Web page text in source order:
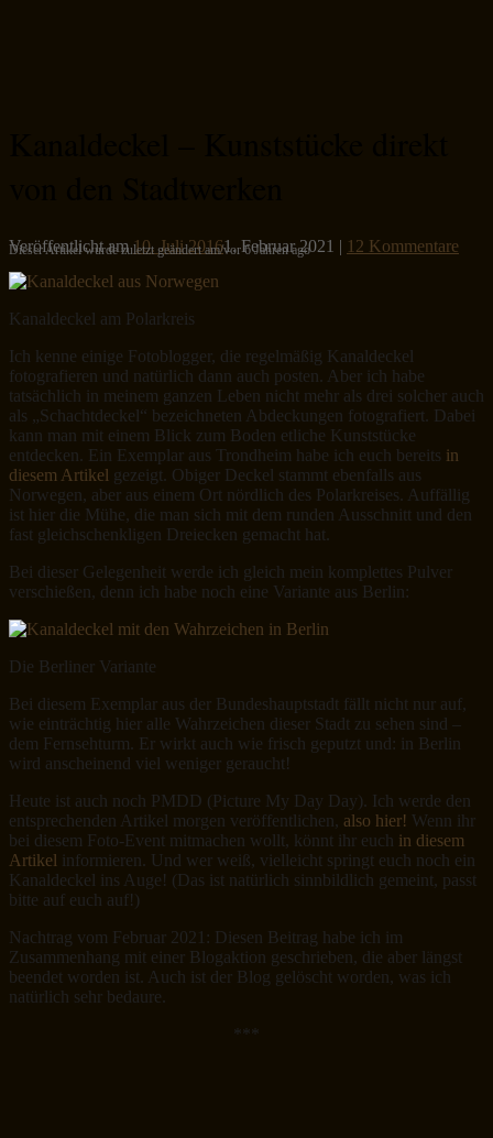
Veröffentlicht am10. Juli 20161. Februar 2021 | 12 Kommentare
Dieser Artikel wurde zuletzt geändert am/vor 6 Jahren ago
Kanaldeckel am Polarkreis
Ich kenne einige Fotoblogger, die regelmäßig Kanaldeckel
fotografieren und natürlich dann auch posten. Aber ich habe
tatsächlich in meinem ganzen Leben nicht mehr als drei solcher auch
als „Schachtdeckel“ bezeichneten Abdeckungen fotografiert. Dabei
kann man mit einem Blick zum Boden etliche Kunststücke
entdecken. Ein Exemplar aus Trondheim habe ich euch bereits in
diesem Artikel gezeigt. Obiger Deckel stammt ebenfalls aus
Norwegen, aber aus einem Ort nördlich des Polarkreises. Auffällig
ist hier die Mühe, die man sich mit dem runden Ausschnitt und den
fast gleichschenkligen Dreiecken gemacht hat.
Bei dieser Gelegenheit werde ich gleich mein komplettes Pulver
verschießen, denn ich habe noch eine Variante aus Berlin:
Die Berliner Variante
Bei diesem Exemplar aus der Bundeshauptstadt fällt nicht nur auf,
wie einträchtig hier alle Wahrzeichen dieser Stadt zu sehen sind –
dem Fernsehturm. Er wirkt auch wie frisch geputzt und: in Berlin
wird anscheinend viel weniger geraucht!
Heute ist auch noch PMDD (Picture My Day Day). Ich werde den
entsprechenden Artikel morgen veröffentlichen, also hier! Wenn ihr
bei diesem Foto-Event mitmachen wollt, könnt ihr euch in diesem
Artikel informieren. Und wer weiß, vielleicht springt euch noch ein
Kanaldeckel ins Auge! (Das ist natürlich sinnbildlich gemeint, passt
bitte auf euch auf!)
Nachtrag vom Februar 2021: Diesen Beitrag habe ich im
Zusammenhang mit einer Blogaktion geschrieben, die aber längst
beendet worden ist. Auch ist der Blog gelöscht worden, was ich
natürlich sehr bedaure.
***